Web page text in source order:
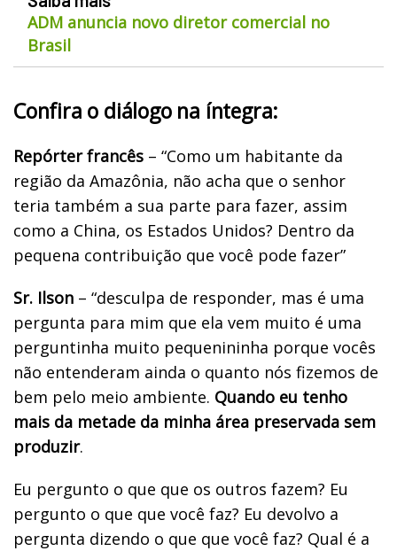
ADM anuncia novo diretor comercial no
Brasil
Confira o diálogo na íntegra:
Repórter francês – “Como um habitante da
região da Amazônia, não acha que o senhor
teria também a sua parte para fazer, assim
como a China, os Estados Unidos? Dentro da
pequena contribuição que você pode fazer”
Sr. Ilson – “desculpa de responder, mas é uma
pergunta para mim que ela vem muito é uma
perguntinha muito pequenininha porque vocês
não entenderam ainda o quanto nós fizemos de
bem pelo meio ambiente. Quando eu tenho
mais da metade da minha área preservada sem
produzir.
Eu pergunto o que que os outros fazem? Eu
pergunto o que que você faz? Eu devolvo a
pergunta dizendo o que que você faz? Qual é a